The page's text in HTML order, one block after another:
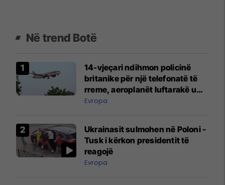
Në trend Botë
14-vjeçari ndihmon policinë
britanike për një telefonatë të
rreme, aeroplanët luftarakë u
ngritën në ajër për të
Mançesterit
Evropa
Ukrainasit sulmohen në Poloni -
Tusk i kërkon presidentit të
reagojë
Evropa